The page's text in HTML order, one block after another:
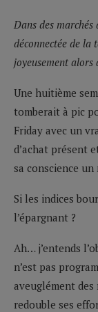
Dans des marchés
déconnectée de
joyeusement alors
Une huitième
tomberait à pic
Friday avec un
d’achat présent
sa conscience
Si les indices
l’épargnant ?
Ah… j’entends
n’est pas
aveuglément
redouble ses